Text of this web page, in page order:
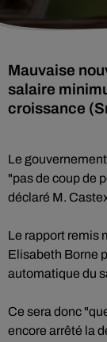
Mauvaise
salaire
croissance
Le
"pas de coup de
déclaré M.
Le rapport remis
Elisabeth Borne
automatique du
Ce sera donc
encore arrêté la